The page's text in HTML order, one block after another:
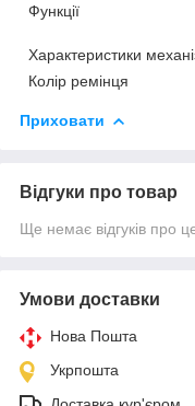
Функції
Характеристики
Колір ремінця
Приховати
Відгуки про товар
Ще немає відгуків про
Умови доставки
Нова Пошта
Укрпошта